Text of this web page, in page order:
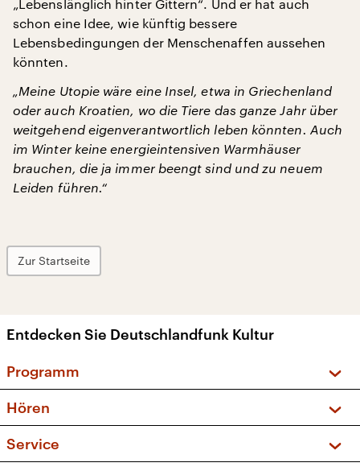
„Lebenslänglich hinter Gittern“. Und er hat auch
schon eine Idee, wie künftig bessere
Lebensbedingungen der Menschenaffen aussehen
könnten.
„Meine Utopie wäre eine Insel, etwa in Griechenland
oder auch Kroatien, wo die Tiere das ganze Jahr über
weitgehend eigenverantwortlich leben könnten. Auch
im Winter keine energieintensiven Warmhäuser
brauchen, die ja immer beengt sind und zu neuem
Leiden führen.“
Zur Startseite
Entdecken Sie Deutschlandfunk Kultur
Programm
Sendungen und Podcasts
Musikliste
Hören
Frequenzen (UKW + DAB+)
Service